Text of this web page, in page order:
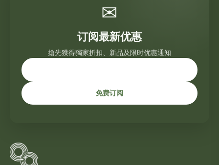
✉
订阅最新优惠
搶先獲得獨家折扣、新品及限时优惠通知
免费订阅